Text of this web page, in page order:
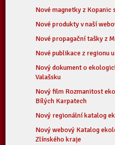
Nové magnetky z Kopanic
Nové produkty v naší
Nové propagační tašky z
Nové publikace z regionu u
Nový dokument o
Valašsku
Nový film Rozmanitost
Bílých Karpatech
Nový regionální katalog
Nový webový Katalog
Zlínského kraje